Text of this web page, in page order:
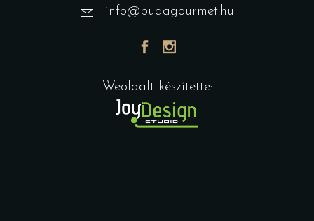
info@budagourmet.hu
Weoldalt készítette: